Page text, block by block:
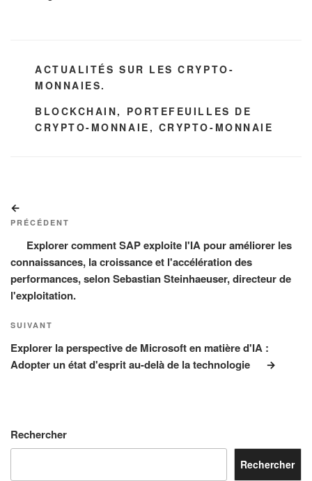
CATÉGORIES
ACTUALITÉS SUR LES CRYPTO-
MONNAIES.
ÉTIQUETTES
BLOCKCHAIN, PORTEFEUILLES DE
CRYPTO-MONNAIE , CRYPTO-MONNAIE
de
l’article
précédent
PRÉCÉDENT
Explorer comment SAP exploite l'IA pour améliorer les
connaissances, la croissance et l'accélération des
performances, selon Sebastian Steinhaeuser, directeur de
l'exploitation.
Article
suivant
SUIVANT
Explorer la perspective de Microsoft en matière d'IA :
Adopter un état d'esprit au-delà de la technologie
Rechercher
Rechercher